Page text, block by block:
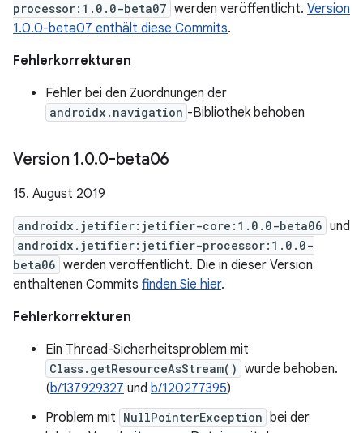
processor:1.0.0-beta07 werden veröffentlicht. Version
1.0.0-beta07 enthält diese Commits.
Fehlerkorrekturen
Fehler bei den Zuordnungen der
androidx.navigation -Bibliothek behoben
Version 1.0.0-beta06
15. August 2019
androidx.jetifier:jetifier-core:1.0.0-beta06 und
androidx.jetifier:jetifier-processor:1.0.0-
beta06 werden veröffentlicht. Die in dieser Version
enthaltenen Commits finden Sie hier.
Fehlerkorrekturen
Ein Thread-Sicherheitsproblem mit
Class.getResourceAsStream() wurde behoben.
(b/137929327 und b/120277395)
Problem mit NullPointerException bei der